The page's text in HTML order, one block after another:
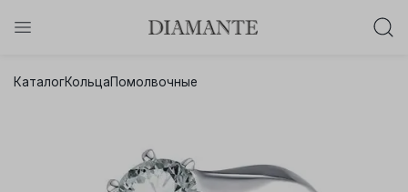
Осталось:
Хочу!
КаталогКольцаПомолвочные